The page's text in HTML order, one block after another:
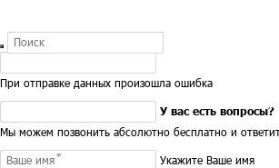
При отправке данных произошла ошибка
У вас есть вопросы?
Мы можем позвонить абсолютно бесплатно и
Укажите Ваше имя